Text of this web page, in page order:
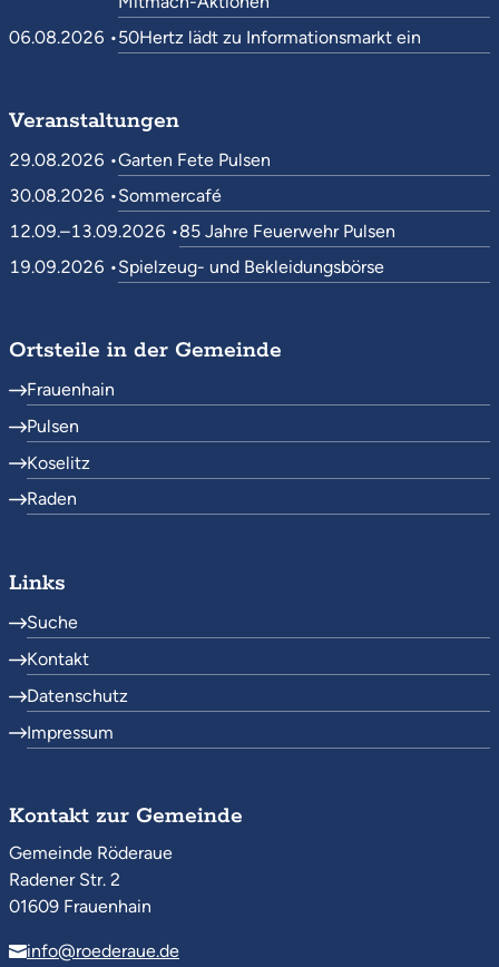
06.08.2026 •50Hertz lädt zu Informationsmarkt ein
Veranstaltungen
29.08.2026 •Garten Fete Pulsen
30.08.2026 •Sommercafé
12.09.–13.09.2026 •85 Jahre Feuerwehr Pulsen
19.09.2026 •Spielzeug- und Bekleidungsbörse
Ortsteile in der Gemeinde
Frauenhain
Pulsen
Koselitz
Raden
Links
Suche
Kontakt
Datenschutz
Impressum
Kontakt zur Gemeinde
Gemeinde Röderaue
Radener Str. 2
01609 Frauenhain
info@roederaue.de